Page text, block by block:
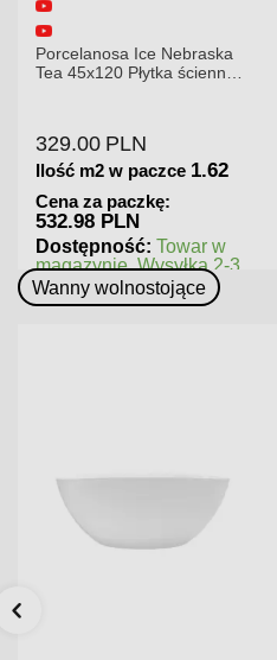
Porcelanosa Ice Nebraska
Tea 45x120 Płytka ścienna
329.00 PLN
Ilość m2 w paczce 1.62
Cena za paczkę:
532.98 PLN
Dostępność: Towar w
magazynie. Wysyłka 2-3
dni.
Wanny wolnostojące